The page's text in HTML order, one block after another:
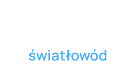
światłowód